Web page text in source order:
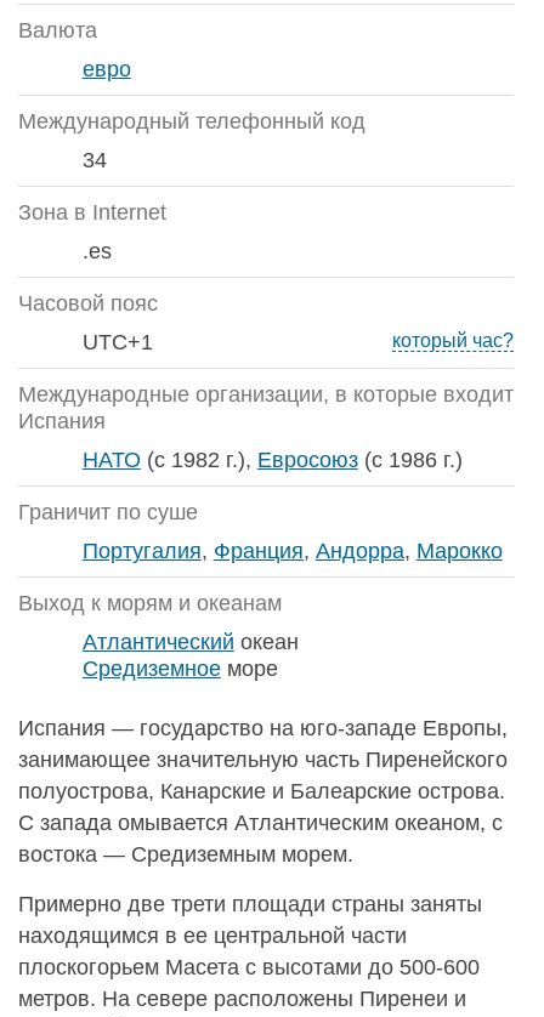
Валюта
евро
Международный телефонный код
34
Зона в Internet
.es
Часовой пояс
который час?
UTC+1
Международные организации, в которые входит
Испания
НАТО (с 1982 г.), Евросоюз(с 1986 г.)
Граничит по суше
Португалия, Франция, Андорра, Марокко
Выход к морям и океанам
Атлантический океан
Средиземноеморе
Испания — государство на юго-западе Европы,
занимающее значительную часть Пиренейского
полуострова, Канарские и Балеарские острова.
С запада омывается Атлантическим океаном, с
востока — Средиземным морем.
Примерно две трети площади страны заняты
находящимся в ее центральной части
плоскогорьем Масета с высотами до 500-600
метров. На севере расположены Пиренеи и